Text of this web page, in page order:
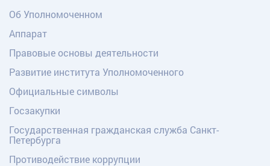
Об Уполномоченном
Аппарат
Правовые основы деятельности
Развитие института Уполномоченного
Официальные символы
Госзакупки
Государственная гражданская служба Санкт-
Петербурга
Противодействие коррупции